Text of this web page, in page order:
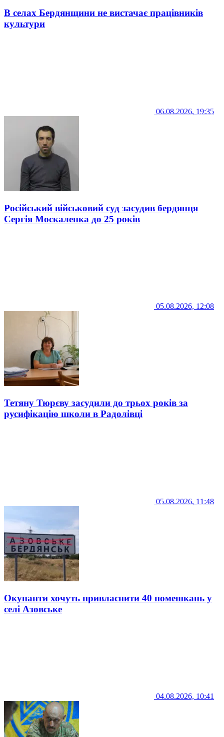
В селах Бердянщини не вистачає працівників
культури
06.08.2026, 19:35
Російський військовий суд засудив бердянця
Сергія Москаленка до 25 років
05.08.2026, 12:08
Тетяну Тюрєву засудили до трьох років за
русифікацію школи в Радолівці
05.08.2026, 11:48
Окупанти хочуть привласнити 40 помешкань у
селі Азовське
04.08.2026, 10:41